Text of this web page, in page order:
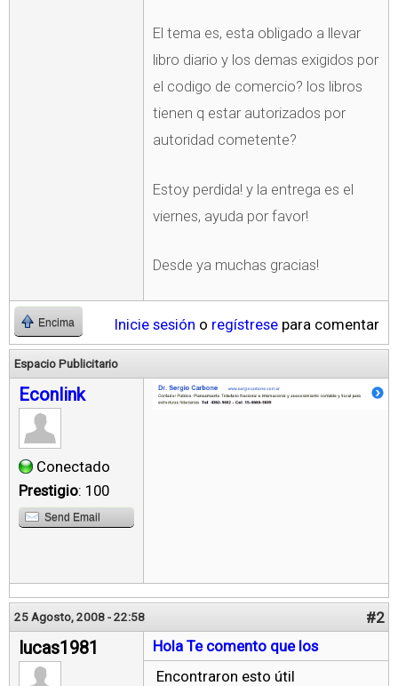
El tema es, esta obligado a llevar
libro diario y los demas exigidos por
el codigo de comercio? los libros
tienen q estar autorizados por
autoridad cometente?
Estoy perdida! y la entrega es el
viernes, ayuda por favor!
Desde ya muchas gracias!
Encima Inicie sesión o regístrese para comentar
Espacio Publicitario
Econlink
Conectado
Prestigio: 100
Send Email
25 Agosto, 2008 - 22:58 #2
lucas1981
Hola Te comento que los
Encontraron esto útil